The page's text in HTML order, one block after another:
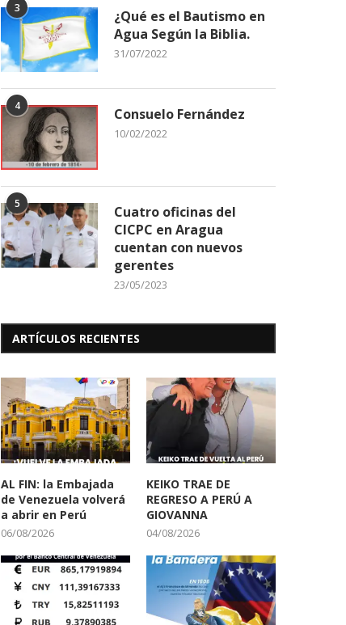
3
¿Qué es el Bautismo en
Agua Según la Biblia.
31/07/2022
4 Consuelo Fernández
10/02/2022
5
Cuatro oficinas del
CICPC en Aragua
cuentan con nuevos
gerentes
23/05/2023
ARTÍCULOS RECIENTES
AL FIN: la Embajada
de Venezuela volverá
a abrir en Perú
06/08/2026
KEIKO TRAE DE
REGRESO A PERÚ A
GIOVANNA
04/08/2026